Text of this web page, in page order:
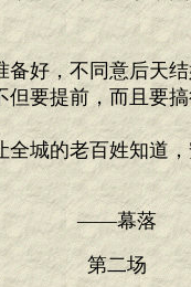
好，不同意后天
要提前，而且要
城的老百姓知道
——幕落
第二场